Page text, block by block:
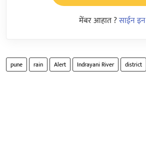
मेंबर आहात ?साईन इन
pune rain Alert Indrayani River district